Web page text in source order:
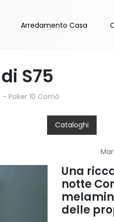
Arredamento Casa
S75
- Poker 10 Comò
Cataloghi
Una
notte
delle